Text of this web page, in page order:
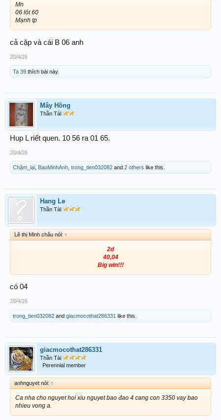
Mn
06 lót 60
Mạnh tp
cả cặp và cái B 06 anh
20/4/26
Ta 39 thích bài này.
Mây Hồng
Thần Tài
Hup L riết quen. 10 56 ra 01 65.
20/4/26
Chậm_lại BaoMinhAnh trong_tien032082 and 2 others like this.
Hang Le
Thần Tài
Lê thị Minh châu nói: ↑
2d
40,04
Big win!!!
có 04
20/4/26
trong_tien032082 and giacmocothat286331 like this.
giacmocothat286331
Thần Tài
Perennial member
anhnguyet nói: ↑
Ca nha cho nguyet hoi xiu nguyet bao đao 4 cang con 3350 vay bao
nhieu vong a.